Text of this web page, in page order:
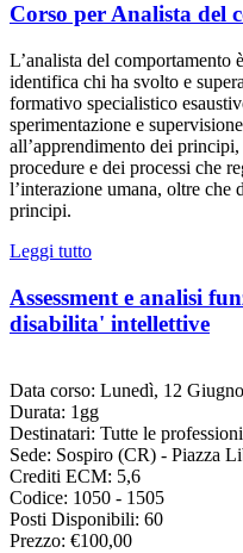
Corso per Analista del
L’analista del comportamento
identifica chi ha svolto e
formativo specialistico
sperimentazione e
all’apprendimento dei
procedure e dei processi che
l’interazione umana, oltre
principi.
Leggi tutto
Assessment e analisi
disabilita' intellettive
Data corso: Lunedì, 12
Durata: 1gg
Destinatari: Tutte le professioni
Sede: Sospiro (CR) - Piazza
Crediti ECM: 5,6
Codice: 1050 - 1505
Posti Disponibili: 60
Prezzo: €100,00